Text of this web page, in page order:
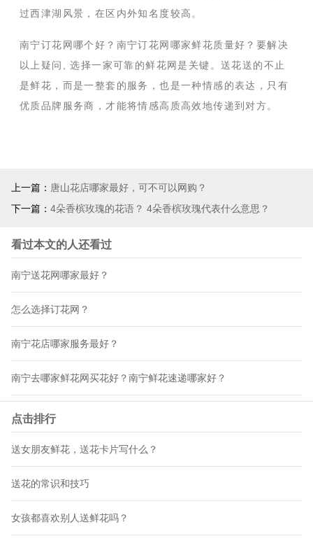
过西津湖风景，在区内外知名度较高。
南宁订花网哪个好？南宁订花网哪家鲜花质量好？要解决
以上疑问, 选择一家可靠的鲜花网是关键。送花送的不止
是鲜花，而是一整套的服务，也是一种情感的表达，只有
优质品牌服务商，才能将情感高质高效地传递到对方。
上一篇： 唐山花店哪家最好，可不可以网购？
下一篇： 4朵香槟玫瑰的花语？ 4朵香槟玫瑰代表什么意思？
看过本文的人还看过
南宁送花网哪家最好？
怎么选择订花网？
南宁花店哪家服务最好？
南宁去哪家鲜花网买花好？南宁鲜花速递哪家好？
点击排行
送女朋友鲜花，送花卡片写什么？
送花的常识和技巧
女孩都喜欢别人送鲜花吗？